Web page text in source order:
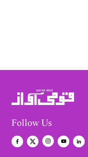
Follow Us